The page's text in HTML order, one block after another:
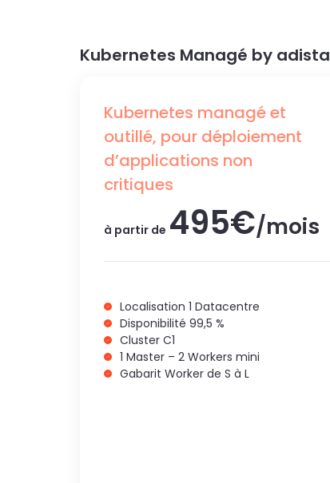
Kubernetes Managé by adista
Kubernetes managé et
outillé, pour déploiement
d’applications non
critiques
à partir de 495€/mois
Localisation 1 Datacentre
Disponibilité 99,5 %
Cluster C1
1 Master – 2 Workers mini
Gabarit Worker de S à L